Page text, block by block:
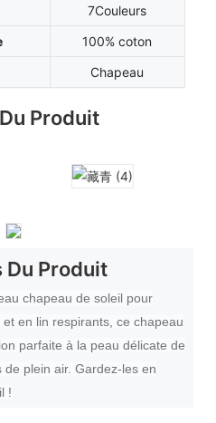
7Couleurs
100% coton
Chapeau
Produit
Produit
chapeau de soleil pour
en lin respirants, ce chapeau
parfaite à la peau délicate de
plein air. Gardez-les en
!